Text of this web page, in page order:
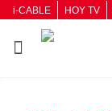
i-CABLE HOY TV